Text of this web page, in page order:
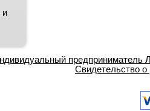
и
предприниматель
Свидетельство